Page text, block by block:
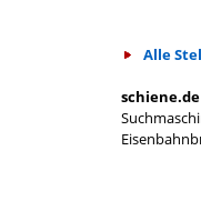
Alle
schiene.de